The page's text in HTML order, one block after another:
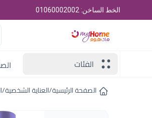
الخط الساخن: 01060002002
الفئات
الصفحة الرئيسية/العناية الشخصية/